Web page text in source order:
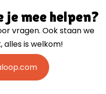
mee helpen?
vragen. Ook staan we
is welkom!